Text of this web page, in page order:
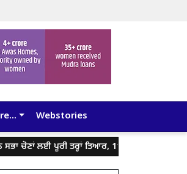
Webstories
ਲਈ ਪੂਰੀ ਤਰ੍ਹਾਂ ਤਿਆਰ, 117 ਹਲਕਿਆਂ 'ਚ ਬੂਥ ਪੱਧਰੀ